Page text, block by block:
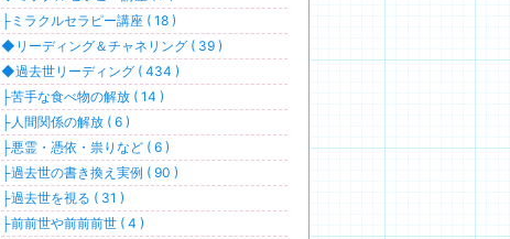
├ミラクルセラピー講座 ( 18 )
◆リーディング＆チャネリング ( 39 )
◆過去世リーディング ( 434 )
├苦手な食べ物の解放 ( 14 )
├人間関係の解放 ( 6 )
├悪霊・憑依・祟りなど ( 6 )
├過去世の書き換え実例 ( 90 )
├過去世を視る ( 31 )
├前前世や前前前世 ( 4 )